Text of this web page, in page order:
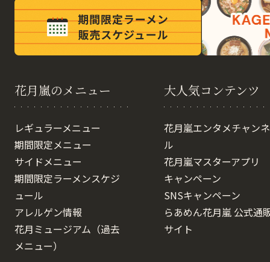
花月嵐のメニュー
レギュラーメニュー
期間限定メニュー
サイドメニュー
期間限定ラーメンスケジ
ュール
アレルゲン情報
花月ミュージアム（過去
メニュー）
大人気コンテンツ
花月嵐エンタメチャンネ
ル
花月嵐マスターアプリ
キャンペーン
SNSキャンペーン
らあめん花月嵐 公式通
サイト